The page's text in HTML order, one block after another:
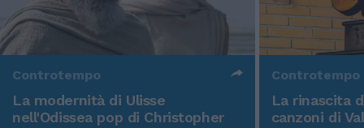
Controtempo
La modernità di Ulisse
nell'Odissea pop di Christopher
Controtempo
La rinascita
canzoni di